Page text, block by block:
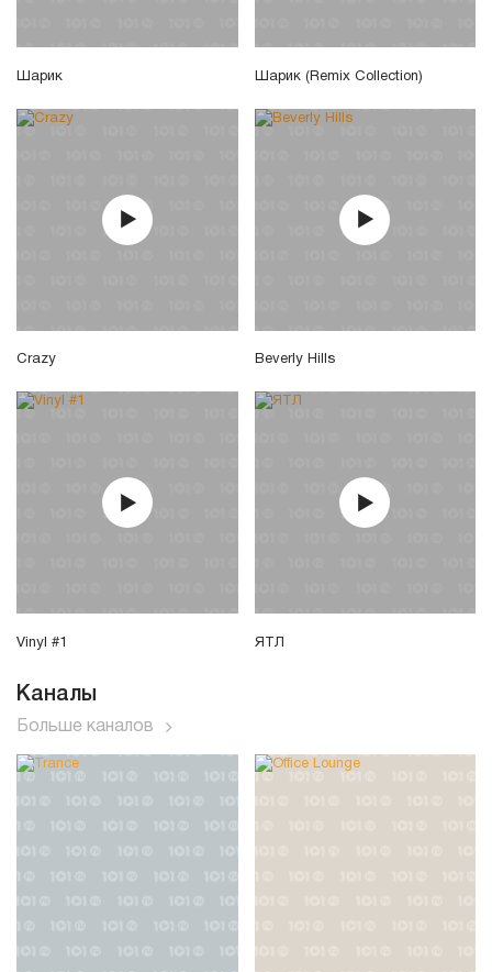
Шарик Шарик (Remix Collection)
Crazy Beverly Hills
Vinyl #1 ЯТЛ
Каналы
Больше каналов